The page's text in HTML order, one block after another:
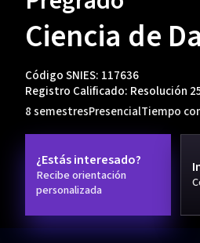
Ciencia de
Código SNIES: 117636
Registro Calificado: Resolución
8 semestresPresencialTiempo
¿Estás interesado?
Recibe orientación
personalizada